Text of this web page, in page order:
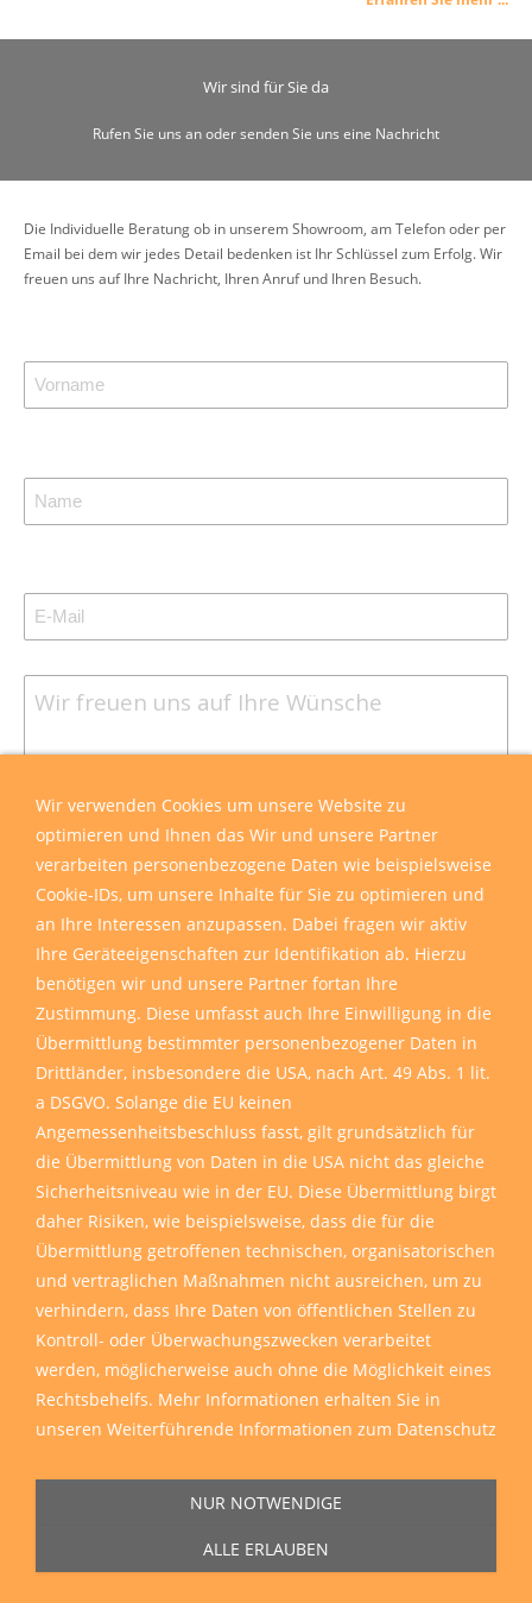
Wir sind für Sie da
Rufen Sie uns an oder senden Sie uns eine Nachricht
Die Individuelle Beratung ob in unserem Showroom, am Telefon oder per
Email bei dem wir jedes Detail bedenken ist Ihr Schlüssel zum Erfolg. Wir
freuen uns auf Ihre Nachricht, Ihren Anruf und Ihren Besuch.
Wir verwenden Cookies um unsere Website zu
optimieren und Ihnen das Wir und unsere Partner
verarbeiten personenbezogene Daten wie beispielsweise
Cookie-IDs, um unsere Inhalte für Sie zu optimieren und
an Ihre Interessen anzupassen. Dabei fragen wir aktiv
Ihre Geräteeigenschaften zur Identifikation ab. Hierzu
benötigen wir und unsere Partner fortan Ihre
Zustimmung. Diese umfasst auch Ihre Einwilligung in die
Übermittlung bestimmter personenbezogener Daten in
Drittländer, insbesondere die USA, nach Art. 49 Abs. 1 lit.
a DSGVO. Solange die EU keinen
Angemessenheitsbeschluss fasst, gilt grundsätzlich für
die Übermittlung von Daten in die USA nicht das gleiche
Sicherheitsniveau wie in der EU. Diese Übermittlung birgt
daher Risiken, wie beispielsweise, dass die für die
Übermittlung getroffenen technischen, organisatorischen
und vertraglichen Maßnahmen nicht ausreichen, um zu
verhindern, dass Ihre Daten von öffentlichen Stellen zu
Kontroll- oder Überwachungszwecken verarbeitet
werden, möglicherweise auch ohne die Möglichkeit eines
Rechtsbehelfs. Mehr Informationen erhalten Sie in
unseren Weiterführende Informationen zum Datenschutz
NUR NOTWENDIGE
ALLE ERLAUBEN